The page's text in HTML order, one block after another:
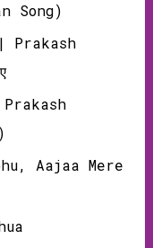
Song)
Prakash
Aajaa Mere